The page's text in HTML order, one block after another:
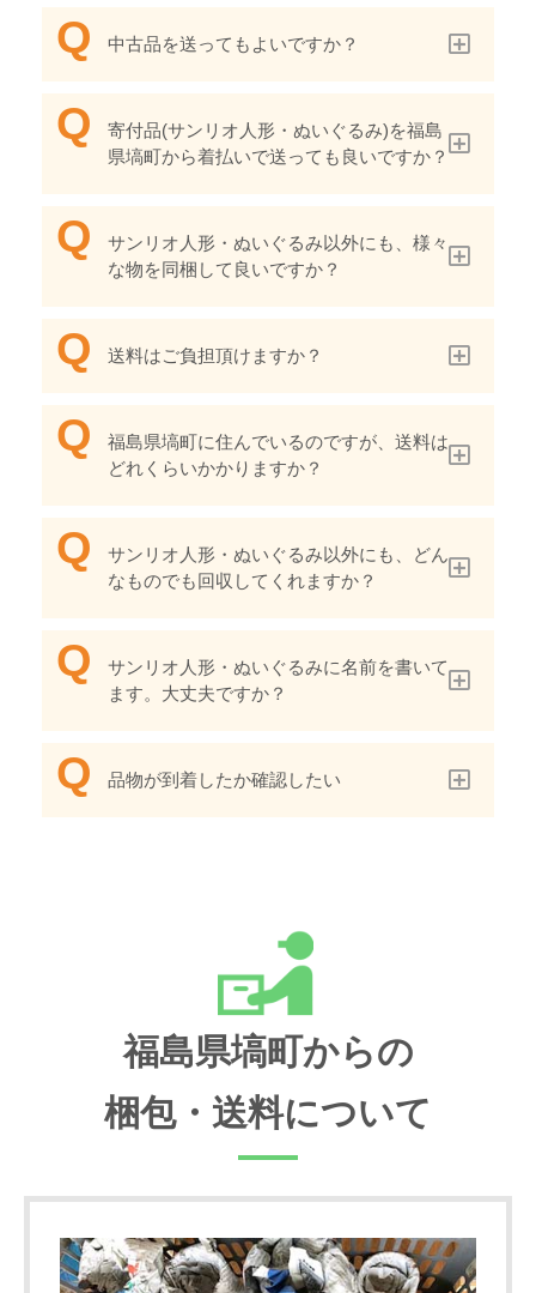
中古品を送ってもよいですか？
寄付品(サンリオ人形・ぬいぐるみ)を福島
県塙町から着払いで送っても良いですか？
サンリオ人形・ぬいぐるみ以外にも、様々
な物を同梱して良いですか？
送料はご負担頂けますか？
福島県塙町に住んでいるのですが、送料は
どれくらいかかりますか？
サンリオ人形・ぬいぐるみ以外にも、どん
なものでも回収してくれますか？
サンリオ人形・ぬいぐるみに名前を書いて
ます。大丈夫ですか？
品物が到着したか確認したい
福島県塙町からの
梱包・送料について